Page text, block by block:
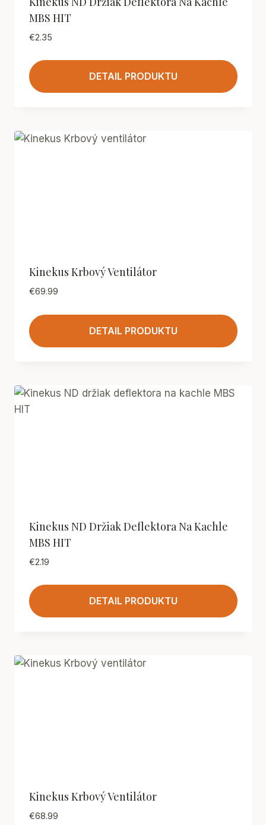
MBS HIT
€2.35
DETAIL PRODUKTU
Kinekus Krbový Ventilátor
€69.99
DETAIL PRODUKTU
Kinekus ND Držiak Deflektora Na Kachle
MBS HIT
€2.19
DETAIL PRODUKTU
Kinekus Krbový Ventilátor
€68.99